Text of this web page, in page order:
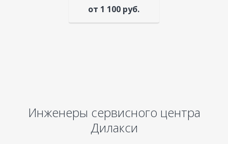
от 1 100 руб.
Инженеры сервисного центра
Дилакси